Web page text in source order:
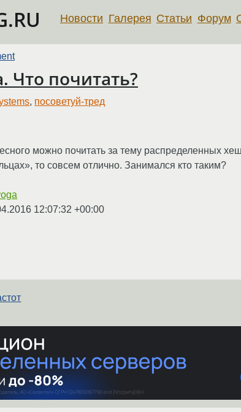
Новости Галерея Статьи Форум
Что почитать?
, посоветуй-тред
можно почитать за тему распределенных
то совсем отлично. Занимался кто таким?
12:07:32 +00:00